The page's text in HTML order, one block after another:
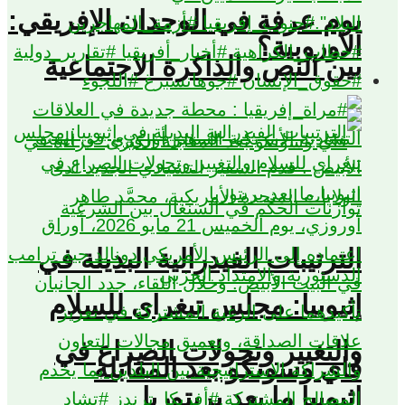
يوم عرفة في الوجدان الإفريقي:
بين النص والذاكرة الاجتماعية
الترتيبات الفيدرالية البديلة في
إثيوبيا: مجلس تيغراي للسلام
والتغيير وتحولات الصراع في
اثيوبيا ما بعد بريتوريا
الأوروبية؟
فاي وسونكو بعد المقابلة